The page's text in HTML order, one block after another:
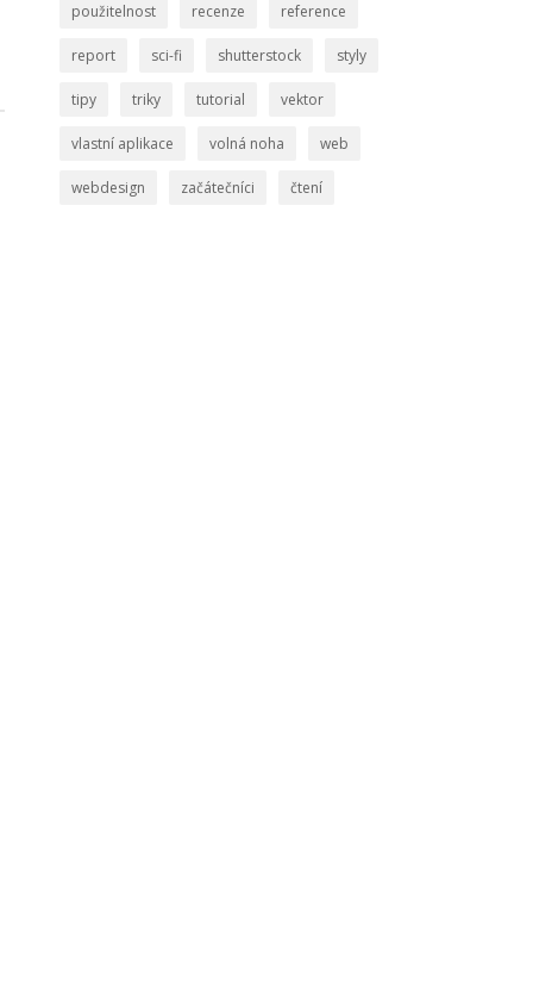
použitelnost recenze reference
report sci-fi shutterstock styly
tipy triky tutorial vektor
vlastní aplikace volná noha web
webdesign začátečníci čtení